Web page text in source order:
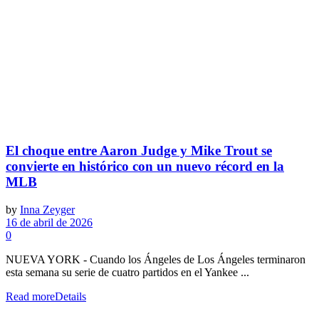
El choque entre Aaron Judge y Mike Trout se
convierte en histórico con un nuevo récord en la
MLB
by Inna Zeyger
16 de abril de 2026
0
NUEVA YORK - Cuando los Ángeles de Los Ángeles terminaron
esta semana su serie de cuatro partidos en el Yankee ...
Read moreDetails